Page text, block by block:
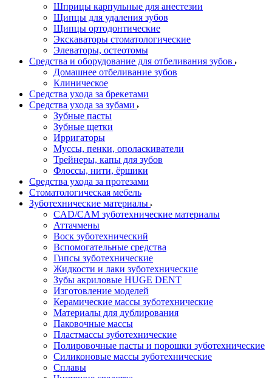
Шприцы карпульные для анестезии
Щипцы для удаления зубов
Щипцы ортодонтические
Экскаваторы стоматологические
Элеваторы, остеотомы
Средства и оборудование для отбеливания зубов
Домашнее отбеливание зубов
Клиническое
Средства ухода за брекетами
Средства ухода за зубами
Зубные пасты
Зубные щетки
Ирригаторы
Муссы, пенки, ополаскиватели
Трейнеры, капы для зубов
Флоссы, нити, ёршики
Средства ухода за протезами
Стоматологическая мебель
Зуботехнические материалы
CAD/CAM зуботехнические материалы
Аттачмены
Воск зуботехнический
Вспомогательные средства
Гипсы зуботехнические
Жидкости и лаки зуботехнические
Зубы акриловые HUGE DENT
Изготовление моделей
Керамические массы зуботехнические
Материалы для дублирования
Паковочные массы
Пластмассы зуботехнические
Полировочные пасты и порошки зуботехнические
Силиконовые массы зуботехнические
Сплавы